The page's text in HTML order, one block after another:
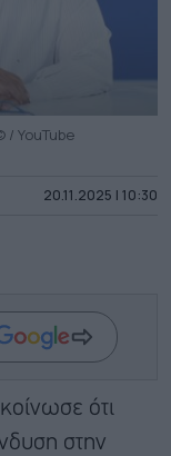
YouTube
20.11.2025 | 10:30
ότι
στην